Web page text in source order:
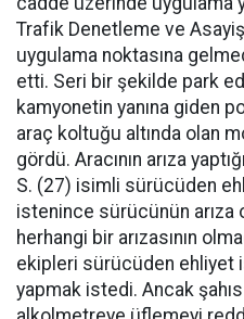
Trafik Denetleme ve
uygulama noktasına
etti. Seri bir şekilde park
kamyonetin yanına giden
araç koltuğu altında olan
gördü. Aracının arıza
S. (27) isimli sürücüden
istenince sürücünün arıza
herhangi bir arızasının
ekipleri sürücüden ehliyet
yapmak istedi. Ancak